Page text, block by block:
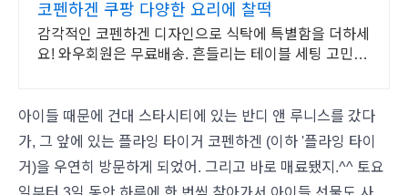
코펜하겐 쿠팡 다양한 요리에 찰떡
감각적인 코펜하겐 디자인으로 식탁에 특별함을 더하세
요! 와우회원은 무료배송. 흔들리는 테이블 세팅 고민
아이들 때문에 건대 스타시티에 있는 반디 앤 루니스를 갔다
가, 그 앞에 있는 플라잉 타이거 코펜하겐 (이하 '플라잉 타이
거)을 우연히 방문하게 되었어. 그리고 바로 매료됐지.^^ 토요